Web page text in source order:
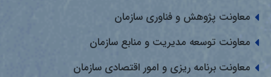
معاونت پژوهش و فناوری سازمان
معاونت توسعه مدیریت و منابع سازمان
معاونت برنامه ریزی و امور اقتصادی سازمان